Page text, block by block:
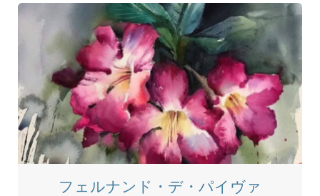
フェルナンド・デ・パイヴァ